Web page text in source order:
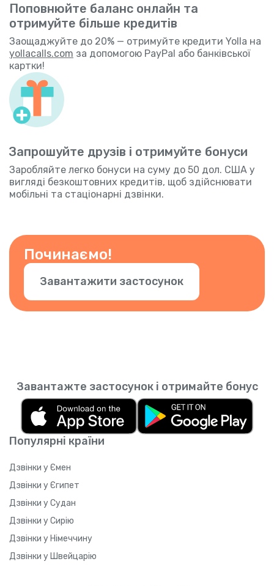
Поповнюйте баланс онлайн та
отримуйте більше кредитів
Заощаджуйте до 20% — отримуйте кредити Yolla на
yollacalls.com за допомогою PayPal або банківської
картки!
Запрошуйте друзів і отримуйте бонуси
Заробляйте легко бонуси на суму до 50 дол. США у
вигляді безкоштовних кредитів, щоб здійснювати
мобільні та стаціонарні дзвінки.
Починаємо!
Завантажити застосунок
Популярні країни
Дзвінки у Ємен
Дзвінки у Єгипет
Дзвінки у Судан
Дзвінки у Сирію
Дзвінки у Німеччину
Дзвінки у Швейцарію
Завантажте застосунок і отримайте бонус